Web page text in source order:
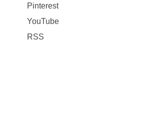
Pinterest
YouTube
RSS